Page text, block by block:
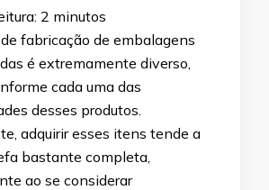
2 minutos
fabricação de embalagens
é extremamente diverso,
cada uma das
desses produtos.
adquirir esses itens tende a
bastante completa,
ao se considerar